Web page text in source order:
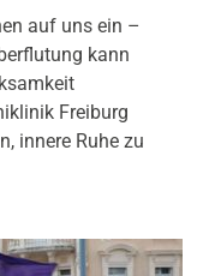
auf uns ein –
kann
Freiburg
innere Ruhe zu